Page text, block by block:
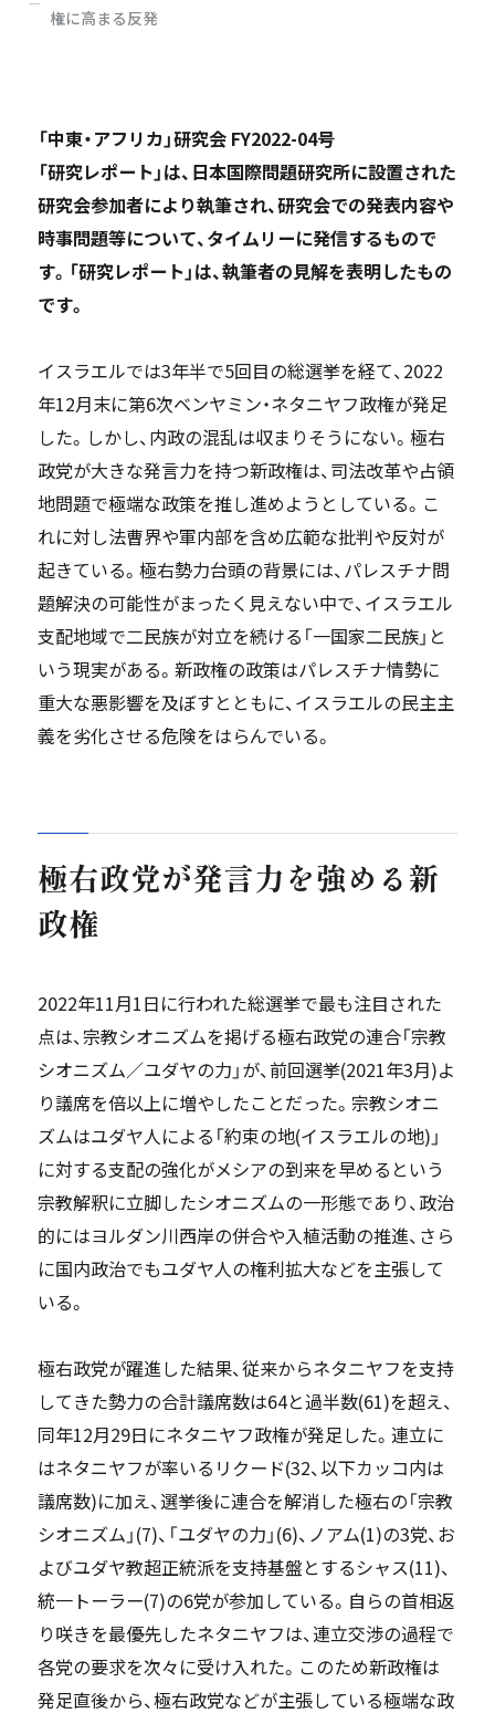
権に高まる反発
「中東・アフリカ」研究会 FY2022-04号
「研究レポート」は、日本国際問題研究所に設置された
研究会参加者により執筆され、研究会での発表内容や
時事問題等について、タイムリーに発信するもので
す。「研究レポート」は、執筆者の見解を表明したもの
です。
イスラエルでは3年半で5回目の総選挙を経て、2022
年12月末に第6次ベンヤミン・ネタニヤフ政権が発足
した。しかし、内政の混乱は収まりそうにない。極右
政党が大きな発言力を持つ新政権は、司法改革や占領
地問題で極端な政策を推し進めようとしている。こ
れに対し法曹界や軍内部を含め広範な批判や反対が
起きている。極右勢力台頭の背景には、パレスチナ問
題解決の可能性がまったく見えない中で、イスラエル
支配地域で二民族が対立を続ける「一国家二民族」と
いう現実がある。新政権の政策はパレスチナ情勢に
重大な悪影響を及ぼすとともに、イスラエルの民主主
義を劣化させる危険をはらんでいる。
極右政党が発言力を強める新
政権
2022年11月1日に行われた総選挙で最も注目された
点は、宗教シオニズムを掲げる極右政党の連合「宗教
シオニズム／ユダヤの力」が、前回選挙(2021年3月)よ
り議席を倍以上に増やしたことだった。宗教シオニ
ズムはユダヤ人による「約束の地(イスラエルの地)」
に対する支配の強化がメシアの到来を早めるという
宗教解釈に立脚したシオニズムの一形態であり、政治
的にはヨルダン川西岸の併合や入植活動の推進、さら
に国内政治でもユダヤ人の権利拡大などを主張して
いる。
極右政党が躍進した結果、従来からネタニヤフを支持
してきた勢力の合計議席数は64と過半数(61)を超え、
同年12月29日にネタニヤフ政権が発足した。連立に
はネタニヤフが率いるリクード(32、以下カッコ内は
議席数)に加え、選挙後に連合を解消した極右の「宗教
シオニズム」(7)、「ユダヤの力」(6)、ノアム(1)の3党、お
よびユダヤ教超正統派を支持基盤とするシャス(11)、
統一トーラー(7)の6党が参加している。自らの首相返
り咲きを最優先したネタニヤフは、連立交渉の過程で
各党の要求を次々に受け入れた。このため新政権は
発足直後から、極右政党などが主張している極端な政